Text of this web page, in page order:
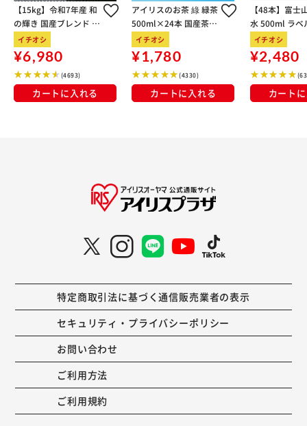
【15kg】令和7年産 和
の輝き 国産ブレンド 5
kg×3袋
イチオシ
¥6,980
(4693)
カートに入れる
アイリスのお茶 綠 緑茶
500ml×24本 国産茶葉
100％使用
イチオシ
¥1,780
(4330)
カートに入れる
【48本】富士
水 500ml ラベ
イチオシ
¥2,480
カート
特定商取引法に基づく通信販売業者の表示
セキュリティ・プライバシーポリシー
お問い合わせ
ご利用方法
ご利用規約